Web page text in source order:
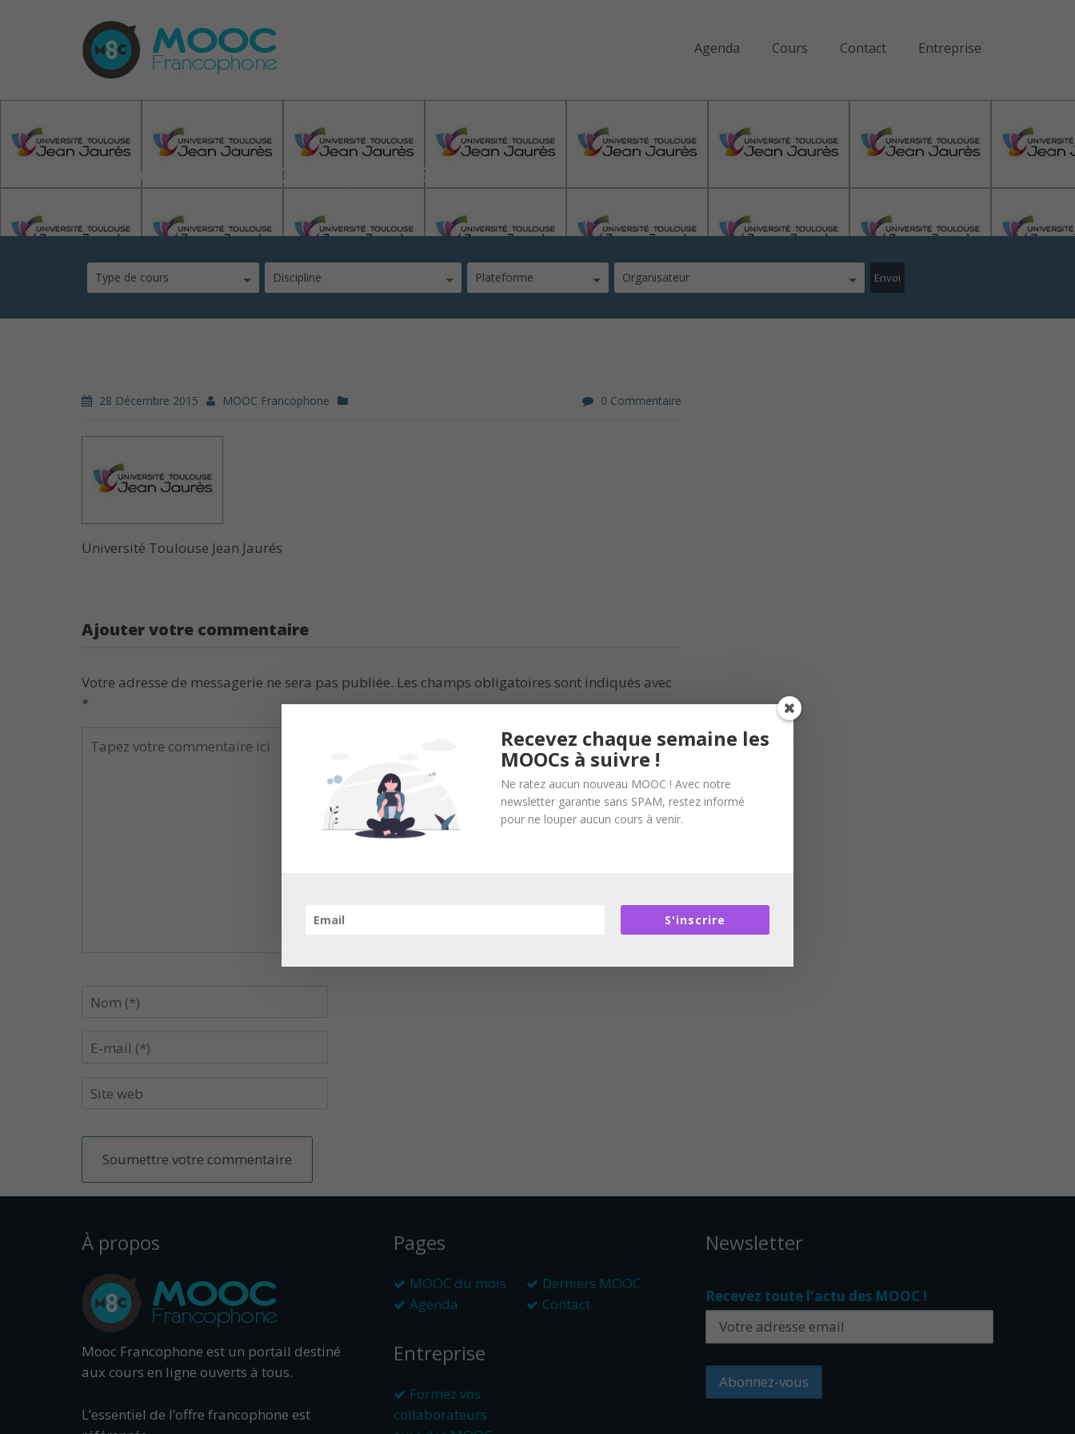
Agenda Cours Contact Entreprise
Université Toulouse Jean Jaurés
Type de cours Discipline Plateforme Organisateur
28 Décembre 2015 MOOC Francophone 0 Commentaire
Université Toulouse Jean Jaurés
Ajouter votre commentaire
Votre adresse de messagerie ne sera pas publiée. Les champs obligatoires sont indiqués avec
*
À propos
Mooc Francophone est un portail destiné
aux cours en ligne ouverts à tous.
L’essentiel de l’offre francophone est
Pages
MOOC du mois
Derniers MOOC
Agenda
Contact
Entreprise
Formez vos
collaborateurs
Newsletter
Recevez toute l'actu des MOOC !
Recevez chaque semaine les
MOOCs à suivre !
Ne ratez aucun nouveau MOOC ! Avec notre
newsletter garantie sans SPAM, restez informé
pour ne louper aucun cours à venir.
S'inscrire